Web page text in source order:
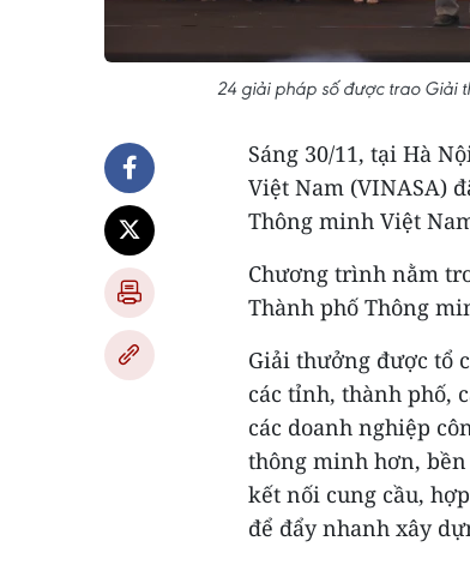
24 giải pháp số được trao Giải
Sáng 30/11, tại Hà
Việt Nam (VINASA)
Thông minh Việt
Chương trình nằm
Thành phố Thông
Giải thưởng được tổ
các tỉnh, thành phố,
các doanh nghiệp
thông minh hơn,
kết nối cung cầu,
để đẩy nhanh xây